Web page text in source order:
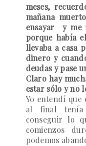
meses,
mañana
ensayar y me
porque había
llevaba a casa
dinero y
deudas y pase
Claro hay
estar sólo y no
Yo entendí que
al final tenía
conseguir lo
comienzos
podemos